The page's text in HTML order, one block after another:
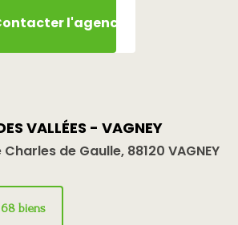
l'agence
VALLÉES - VAGNEY
Charles de Gaulle, 88120 VAGNEY
68 biens